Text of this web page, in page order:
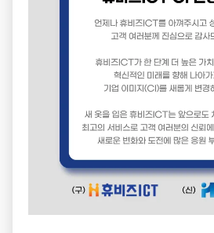
심플링크 v1.0 소프트웨어 품질인증서